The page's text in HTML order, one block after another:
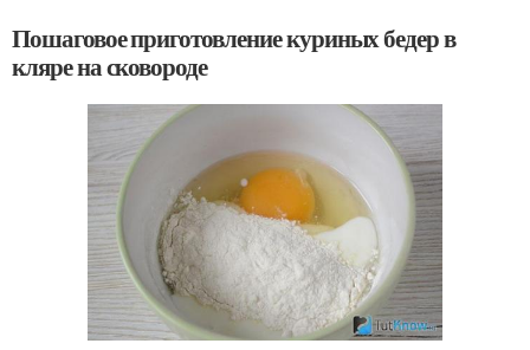
Пошаговое приготовление куриных бедер в
кляре на сковороде